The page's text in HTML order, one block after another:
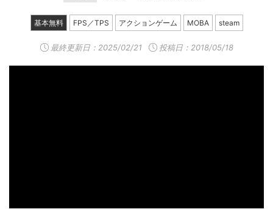
基本無料 FPS／TPS アクションゲーム MOBA steam
最終更新日： 2025/02/21 投稿日：2018/05/18